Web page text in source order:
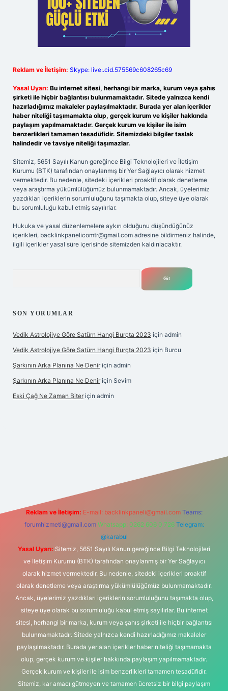
Reklam ve İletişim: Skype: live:.cid.575569c608265c69
Yasal Uyarı: Bu internet sitesi, herhangi bir marka, kurum veya şahıs
şirketi ile hiçbir bağlantısı bulunmamaktadır. Sitede yalnızca kendi
hazırladığımız makaleler paylaşılmaktadır. Burada yer alan içerikler
haber niteliği taşımamakta olup, gerçek kurum ve kişiler hakkında
paylaşım yapılmamaktadır. Gerçek kurum ve kişiler ile isim
benzerlikleri tamamen tesadüfidir. Sitemizdeki bilgiler taslak
halindedir ve tavsiye niteliği taşımazlar.
Sitemiz, 5651 Sayılı Kanun gereğince Bilgi Teknolojileri ve İletişim
Kurumu (BTK) tarafından onaylanmış bir Yer Sağlayıcı olarak hizmet
vermektedir. Bu nedenle, sitedeki içerikleri proaktif olarak denetleme
veya araştırma yükümlülüğümüz bulunmamaktadır. Ancak, üyelerimiz
yazdıkları içeriklerin sorumluluğunu taşımakta olup, siteye üye olarak
bu sorumluluğu kabul etmiş sayılırlar.
Hukuka ve yasal düzenlemelere aykırı olduğunu düşündüğünüz
içerikleri, backlinkpanelicomtr@gmail.com adresine bildirmeniz halinde,
ilgili içerikler yasal süre içerisinde sitemizden kaldırılacaktır.
SON YORUMLAR
Vedik Astrolojiye Göre Satürn Hangi Burçta 2023 için admin
Vedik Astrolojiye Göre Satürn Hangi Burçta 2023 için Burcu
Şarkının Arka Planına Ne Denir için admin
Şarkının Arka Planına Ne Denir için Sevim
Eski Çağ Ne Zaman Biter için admin
Reklam ve İletişim: E-mail: backlinkpaneli@gmail.com Teams:
forumhizmeti@gmail.com Whatsapp: 0262 606 0 726 Telegram:
@karabul
Yasal Uyarı: Sitemiz, 5651 Sayılı Kanun gereğince Bilgi Teknolojileri
ve İletişim Kurumu (BTK) tarafından onaylanmış bir Yer Sağlayıcı
olarak hizmet vermektedir. Bu nedenle, sitedeki içerikleri proaktif
olarak denetleme veya araştırma yükümlülüğümüz bulunmamaktadır.
Ancak, üyelerimiz yazdıkları içeriklerin sorumluluğunu taşımakta olup,
siteye üye olarak bu sorumluluğu kabul etmiş sayılırlar. Bu internet
sitesi, herhangi bir marka, kurum veya şahıs şirketi ile hiçbir bağlantısı
bulunmamaktadır. Sitede yalnızca kendi hazırladığımız makaleler
paylaşılmaktadır. Burada yer alan içerikler haber niteliği taşımamakta
olup, gerçek kurum ve kişiler hakkında paylaşım yapılmamaktadır.
Gerçek kurum ve kişiler ile isim benzerlikleri tamamen tesadüfidir.
Sitemiz, kar amacı gütmeyen ve tamamen ücretsiz bir bilgi paylaşım